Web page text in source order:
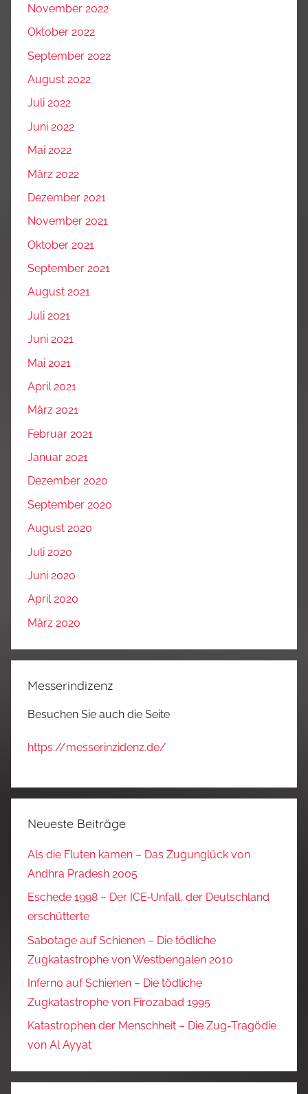
November 2022
Oktober 2022
September 2022
August 2022
Juli 2022
Juni 2022
Mai 2022
März 2022
Dezember 2021
November 2021
Oktober 2021
September 2021
August 2021
Juli 2021
Juni 2021
Mai 2021
April 2021
März 2021
Februar 2021
Januar 2021
Dezember 2020
September 2020
August 2020
Juli 2020
Juni 2020
April 2020
März 2020
Messerindizenz
Besuchen Sie auch die Seite
https://messerinzidenz.de/
Neueste Beiträge
Als die Fluten kamen – Das Zugunglück von
Andhra Pradesh 2005
Eschede 1998 – Der ICE‑Unfall, der Deutschland
erschütterte
Sabotage auf Schienen – Die tödliche
Zugkatastrophe von Westbengalen 2010
Inferno auf Schienen – Die tödliche
Zugkatastrophe von Firozabad 1995
Katastrophen der Menschheit – Die Zug-Tragödie
von Al Ayyat